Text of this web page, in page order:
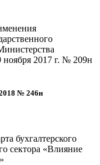
2017 г. № 209н
№ 246н
бухгалтерского
сектора «Влияние